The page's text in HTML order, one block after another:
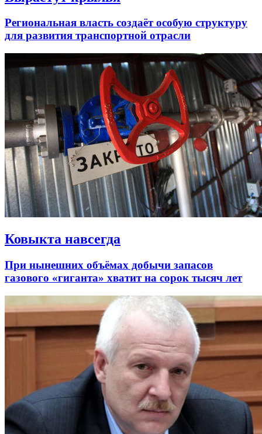
Региональная власть создаёт особую структуру
для развития транспортной отрасли
Ковыкта навсегда
При нынешних объёмах добычи запасов
газового «гиганта» хватит на сорок тысяч лет